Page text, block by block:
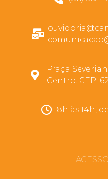
Praça
Centro. CEP:
8h às 14h,